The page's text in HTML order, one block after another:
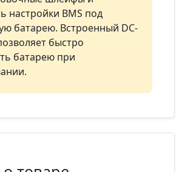
настройки BMS под
батарею. Встроенный DC-
быстро
батарею при